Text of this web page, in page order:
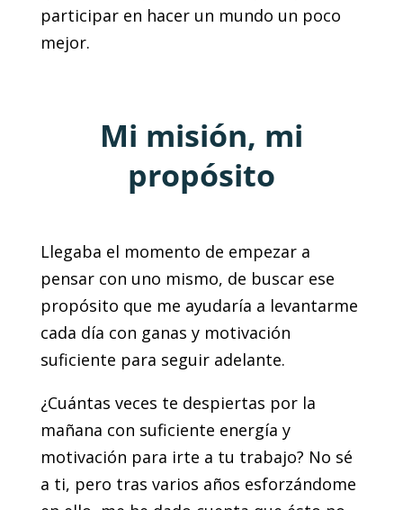
participar en hacer un mundo un poco
mejor.
Mi misión, mi
propósito
Llegaba el momento de empezar a
pensar con uno mismo, de buscar ese
propósito que me ayudaría a levantarme
cada día con ganas y motivación
suficiente para seguir adelante.
¿Cuántas veces te despiertas por la
mañana con suficiente energía y
motivación para irte a tu trabajo? No sé
a ti, pero tras varios años esforzándome